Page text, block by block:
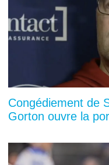
Congédiement de
Gorton ouvre la